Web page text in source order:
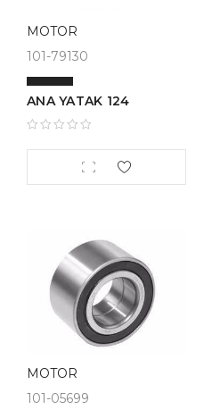
MOTOR
101-79130
ANA YATAK 124
MOTOR
101-05699